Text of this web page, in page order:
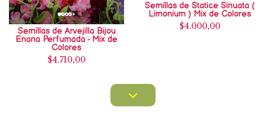
Semillas de Arvejilla Bijou
Enana Perfumada - Mix de
Colores
$4.710,00
Semillas de Statice Sinuata (
Limonium ) Mix de Colores
$4.000,00